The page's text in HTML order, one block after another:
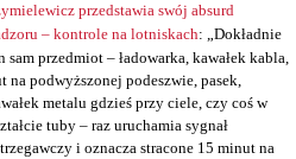
przedstawia swój absurd
– kontrole na lotniskach: „Dokładnie
sam przedmiot – ładowarka, kawałek kabla,
na podwyższonej podeszwie, pasek,
metalu gdzieś przy ciele, czy coś w
tuby – raz uruchamia sygnał
i oznacza stracone 15 minut na